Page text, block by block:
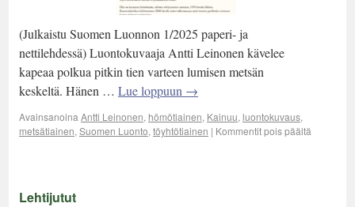
(Julkaistu Suomen Luonnon 1/2025 paperi- ja
nettilehdessä) Luontokuvaaja Antti Leinonen kävelee
kapeaa polkua pitkin tien varteen lumisen metsän
keskeltä. Hänen … Lue loppuun →
Avainsanoina Antti Leinonen, hömötiainen, Kainuu, luontokuvaus,
metsätiainen, Suomen Luonto, töyhtötiainen | Kommentit pois päältä
Lehtijutut